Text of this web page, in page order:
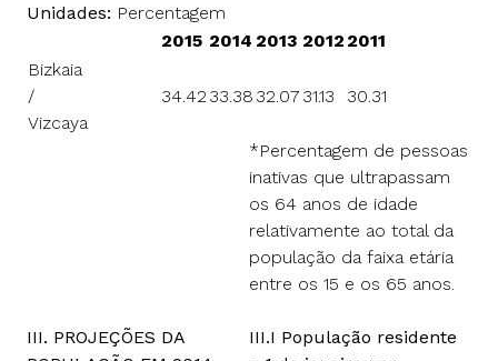
Unidades: Percentagem
2015 2014 2013 2012 2011
Bizkaia
/
Vizcaya
34.4233.38 32.07 31.13 30.31
*Percentagem de pessoas
inativas que ultrapassam
os 64 anos de idade
relativamente ao total da
população da faixa etária
entre os 15 e os 65 anos.
III. PROJEÇÕES DA
III.I População residente